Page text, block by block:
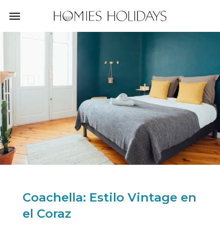
Navegación
alternar
Coachella: Estilo Vintage en
el Coraz